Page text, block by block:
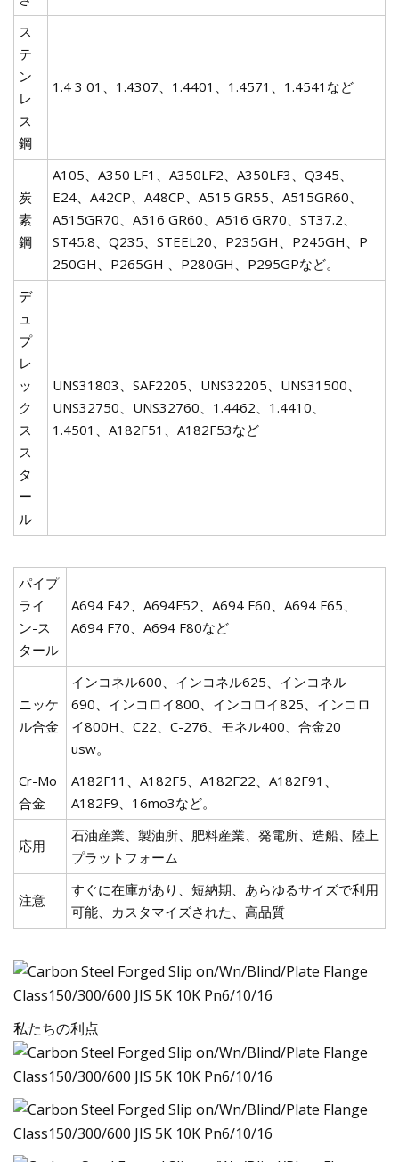
ス
テ
ン
レ
ス
鋼
1.4 3 01、1.4307、1.4401、1.4571、1.4541など
炭
素
鋼
A105、A350 LF1、A350LF2、A350LF3、Q345、
E24、A42CP、A48CP、A515 GR55、A515GR60、
A515GR70、A516 GR60、A516 GR70、ST37.2、
ST45.8、Q235、STEEL20、P235GH、P245GH、P
250GH、P265GH 、P280GH、P295GPなど。
デ
ュ
プ
レ
ッ
ク
ス
ス
タ
ー
ル
UNS31803、SAF2205、UNS32205、UNS31500、
UNS32750、UNS32760、1.4462、1.4410、
1.4501、A182F51、A182F53など
パイプ
ライ
ン-ス
タール
A694 F42、A694F52、A694 F60、A694 F65、
A694 F70、A694 F80など
ニッケ
ル合金
インコネル600、インコネル625、インコネル
690、インコロイ800、インコロイ825、インコロ
イ800H、C22、C-276、モネル400、合金20
usw。
Cr-Mo
合金
A182F11、A182F5、A182F22、A182F91、
A182F9、16mo3など。
応用
石油産業、製油所、肥料産業、発電所、造船、陸上
プラットフォーム
注意
すぐに在庫があり、短納期、あらゆるサイズで利用
可能、カスタマイズされた、高品質
私たちの利点